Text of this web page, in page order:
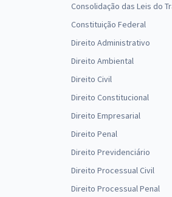
Consolidação das Leis do
Constituição Federal
Direito Administrativo
Direito Ambiental
Direito Civil
Direito Constitucional
Direito Empresarial
Direito Penal
Direito Previdenciário
Direito Processual Civil
Direito Processual Penal